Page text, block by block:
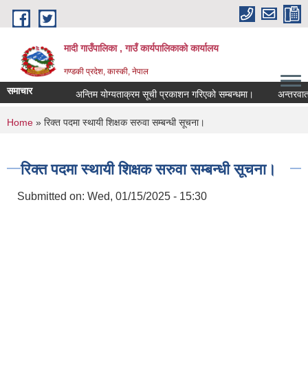
Skip to main content
मादी गाउँपालिका , गाउँ कार्यपालिकाको कार्यालय
गण्डकी प्रदेश, कास्की, नेपाल
समाचार अन्तिम योग्यताक्रम सूची प्रकाशन गरिएको सम्बन्धमा। अन्तरवार्ता
You are here
Home » रिक्त पदमा स्थायी शिक्षक सरुवा सम्बन्धी सूचना।
रिक्त पदमा स्थायी शिक्षक सरुवा सम्बन्धी सूचना।
Submitted on: Wed, 01/15/2025 - 15:30